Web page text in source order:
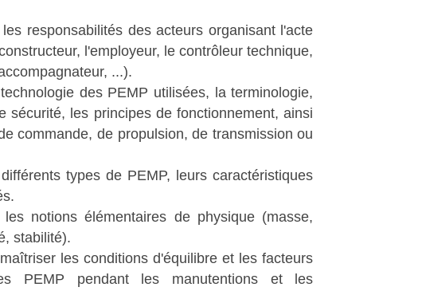
responsabilités des acteurs organisant l'acte
l'employeur, le contrôleur technique,
...).
des PEMP utilisées, la terminologie,
sécurité, les principes de fonctionnement, ainsi
commande, de propulsion, de transmission ou
types de PEMP, leurs caractéristiques
notions élémentaires de physique (masse,
stabilité).
les conditions d'équilibre et les facteurs
PEMP pendant les manutentions et les